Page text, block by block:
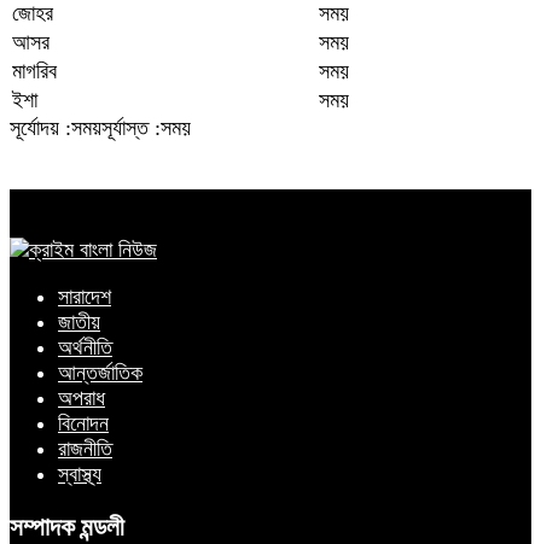
জোহর
সময়
আসর
সময়
মাগরিব
সময়
ইশা
সময়
সূর্যোদয় :সময়সূর্যাস্ত :সময়
সারাদেশ
জাতীয়
অর্থনীতি
আন্তর্জাতিক
অপরাধ
বিনোদন
রাজনীতি
স্বাস্থ্য
সম্পাদক মন্ডলী